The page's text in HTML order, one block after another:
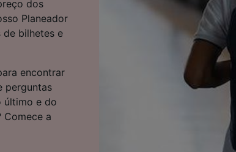
dos
Planeador
de bilhetes e
encontrar
perguntas
último e do
Comece a
(fornecedores)